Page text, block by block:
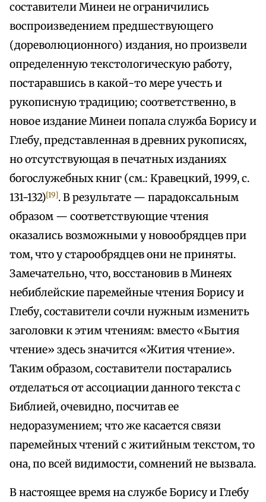
составители Минеи не ограничились
воспроизведением предшествующего
(дореволюционного) издания, но произвели
определенную текстологическую работу,
постаравшись в какой-то мере учесть и
рукописную традицию; соответственно, в
новое издание Минеи попала служба Борису и
Глебу, представленная в древних рукописях,
но отсутствующая в печатных изданиях
богослужебных книг (см.: Кравецкий, 1999, с.
131-132)[19]. В результате — парадоксальным
образом — соответствующие чтения
оказались возможными у новообрядцев при
том, что у старообрядцев они не приняты.
Замечательно, что, восстановив в Минеях
небиблейские паремейные чтения Борису и
Глебу, составители сочли нужным изменить
заголовки к этим чтениям: вместо «Бытия
чтение» здесь значится «Жития чтение».
Таким образом, составители постарались
отделаться от ассоциации данного текста с
Библией, очевидно, посчитав ее
недоразумением; что же касается связи
паремейных чтений с житийным текстом, то
она, по всей видимости, сомнений не вызвала.
В настоящее время на службе Борису и Глебу